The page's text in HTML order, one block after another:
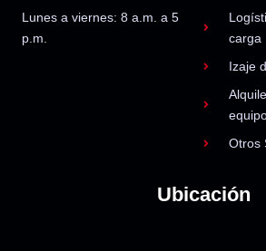
Lunes a viernes: 8 a.m. a 5
p.m.
carga
Izaje
Otros
Ubicación